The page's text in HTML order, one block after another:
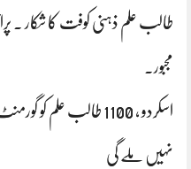
طالب علم ذہنی کوفت کا شکار ۔
مجبور۔
اسکردو ، 1100 طالب علم
نہیں ملے گی